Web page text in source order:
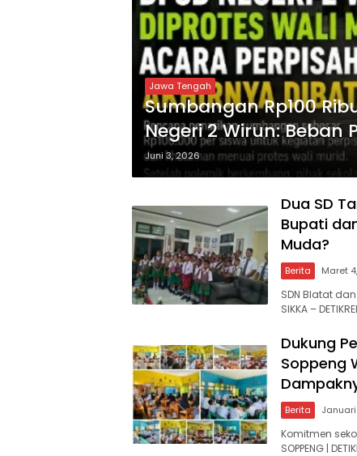
Jawa Tengah
Sumbangan Rp100
Negeri 2 Wirun:
Komunikasi Sekolah?
Juni 3, 2026
Dua SD
Bupati
Muda?
Berita Maret
SDN Blatat
SIKKA –
Dukung
Soppeng
Berita Januari
Komitmen
SOPPENG |